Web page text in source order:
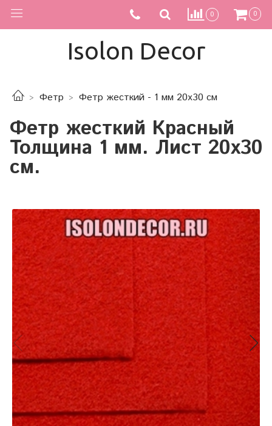
0 0
Isolon Decor
Фетр Фетр жесткий - 1 мм 20х30 см
Фетр жесткий Красный
Толщина 1 мм. Лист 20х30
см.